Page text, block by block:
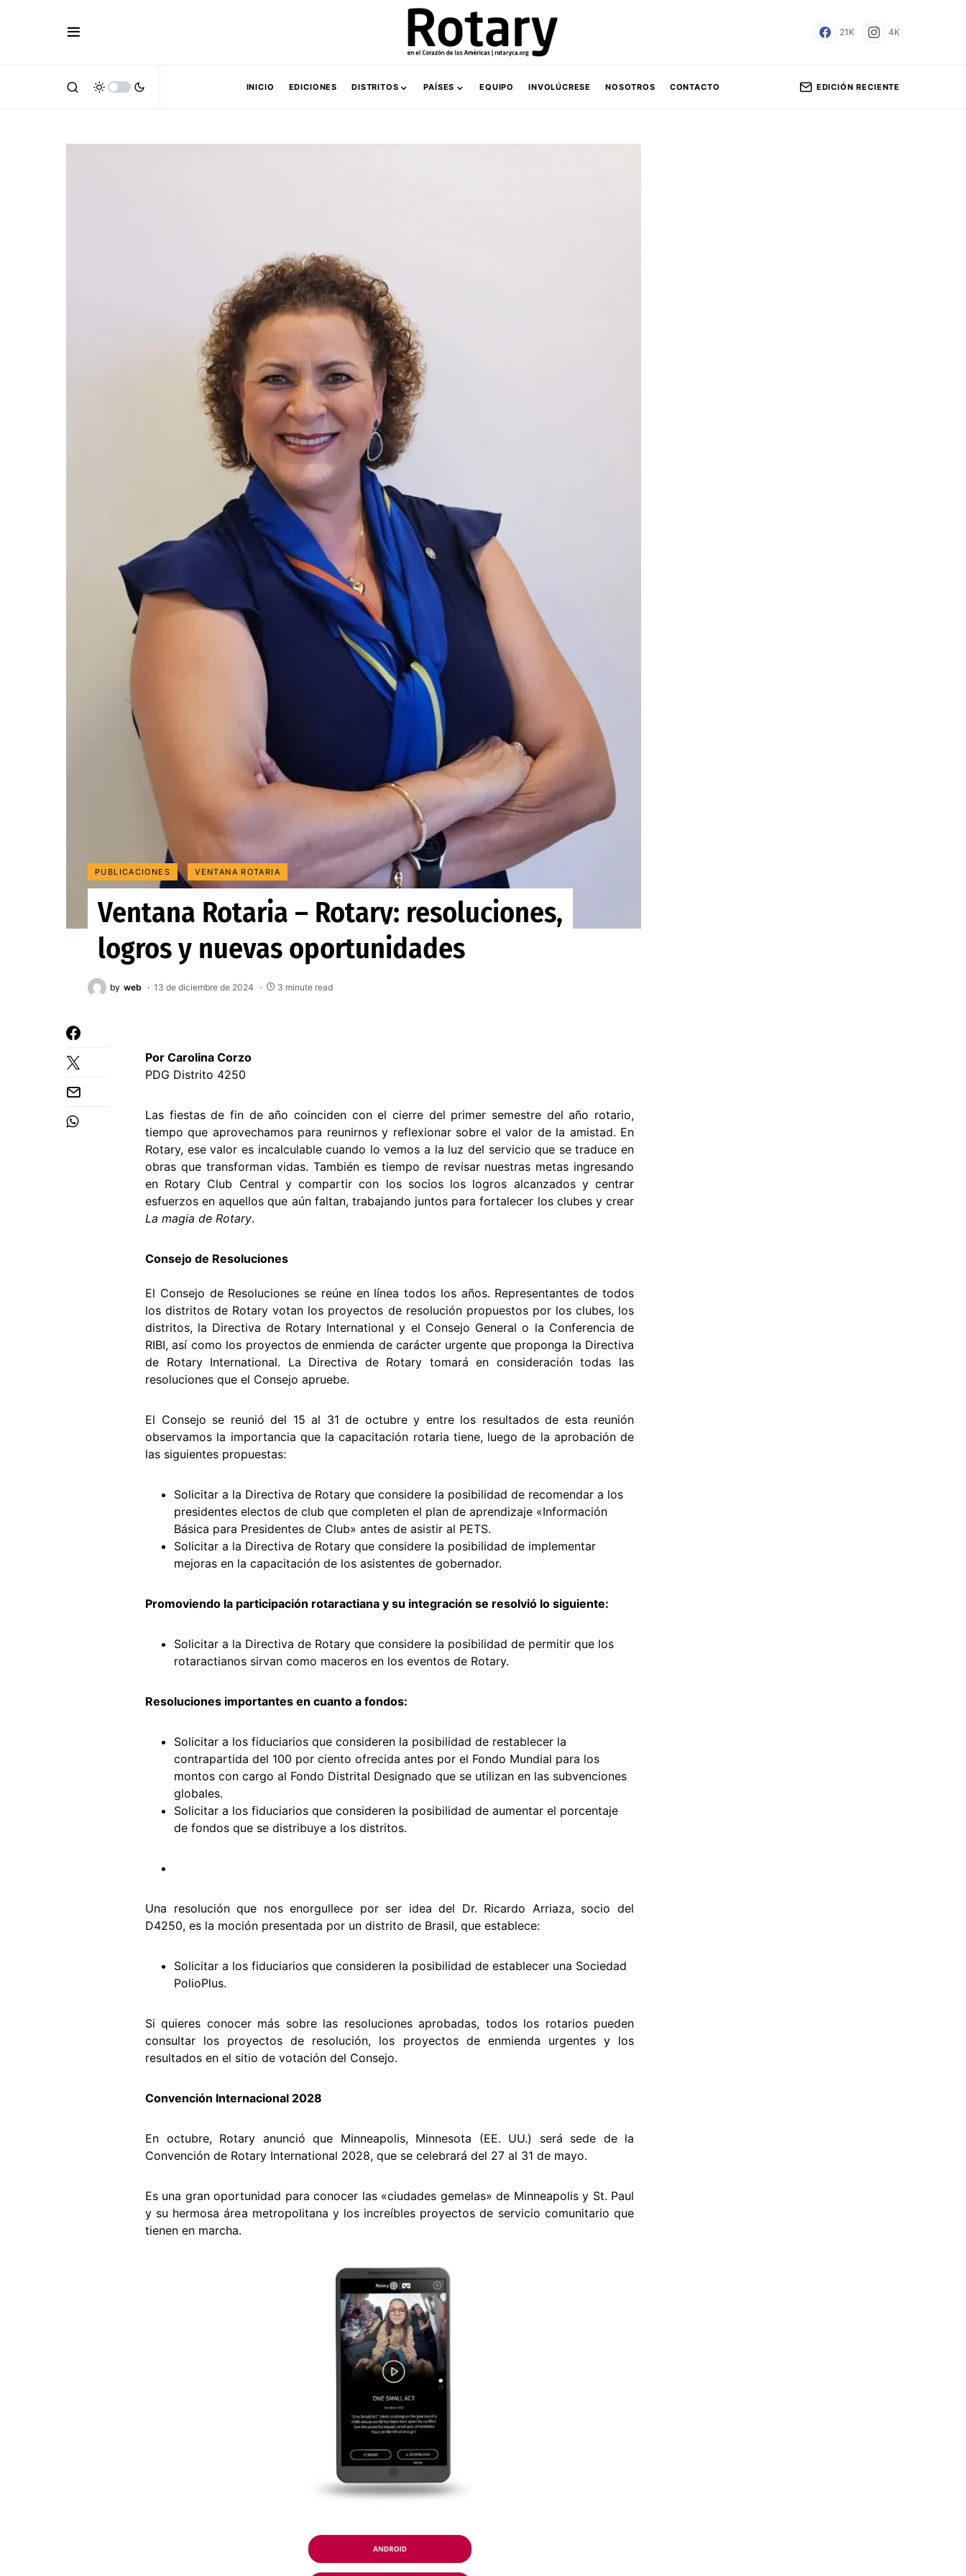
21K 4K
INICIO EDICIONES DISTRITOS PAÍSES EQUIPO INVOLÚCRESE NOSOTROS CONTACTO EDICIÓN RECIENTE
PUBLICACIONES VENTANA ROTARIA
Ventana Rotaria – Rotary: resoluciones,
logros y nuevas oportunidades
by web 13 de diciembre de 2024 3 minute read
Por Carolina Corzo
PDG Distrito 4250
Las fiestas de fin de año coinciden con el cierre del primer semestre del año rotario,
tiempo que aprovechamos para reunirnos y reflexionar sobre el valor de la amistad. En
Rotary, ese valor es incalculable cuando lo vemos a la luz del servicio que se traduce en
obras que transforman vidas. También es tiempo de revisar nuestras metas ingresando
en Rotary Club Central y compartir con los socios los logros alcanzados y centrar
esfuerzos en aquellos que aún faltan, trabajando juntos para fortalecer los clubes y crear
La magia de Rotary.
Consejo de Resoluciones
El Consejo de Resoluciones se reúne en línea todos los años. Representantes de todos
los distritos de Rotary votan los proyectos de resolución propuestos por los clubes, los
distritos, la Directiva de Rotary International y el Consejo General o la Conferencia de
RIBI, así como los proyectos de enmienda de carácter urgente que proponga la Directiva
de Rotary International. La Directiva de Rotary tomará en consideración todas las
resoluciones que el Consejo apruebe.
El Consejo se reunió del 15 al 31 de octubre y entre los resultados de esta reunión
observamos la importancia que la capacitación rotaria tiene, luego de la aprobación de
las siguientes propuestas:
Solicitar a la Directiva de Rotary que considere la posibilidad de recomendar a los
presidentes electos de club que completen el plan de aprendizaje «Información
Básica para Presidentes de Club» antes de asistir al PETS.
Solicitar a la Directiva de Rotary que considere la posibilidad de implementar
mejoras en la capacitación de los asistentes de gobernador.
Promoviendo la participación rotaractiana y su integración se resolvió lo siguiente:
Solicitar a la Directiva de Rotary que considere la posibilidad de permitir que los
rotaractianos sirvan como maceros en los eventos de Rotary.
Resoluciones importantes en cuanto a fondos:
Solicitar a los fiduciarios que consideren la posibilidad de restablecer la
contrapartida del 100 por ciento ofrecida antes por el Fondo Mundial para los
montos con cargo al Fondo Distrital Designado que se utilizan en las subvenciones
globales.
Solicitar a los fiduciarios que consideren la posibilidad de aumentar el porcentaje
de fondos que se distribuye a los distritos.
Una resolución que nos enorgullece por ser idea del Dr. Ricardo Arriaza, socio del
D4250, es la moción presentada por un distrito de Brasil, que establece:
Solicitar a los fiduciarios que consideren la posibilidad de establecer una Sociedad
PolioPlus.
Si quieres conocer más sobre las resoluciones aprobadas, todos los rotarios pueden
consultar los proyectos de resolución, los proyectos de enmienda urgentes y los
resultados en el sitio de votación del Consejo.
Convención Internacional 2028
En octubre, Rotary anunció que Minneapolis, Minnesota (EE. UU.) será sede de la
Convención de Rotary International 2028, que se celebrará del 27 al 31 de mayo.
Es una gran oportunidad para conocer las «ciudades gemelas» de Minneapolis y St. Paul
y su hermosa área metropolitana y los increíbles proyectos de servicio comunitario que
tienen en marcha.